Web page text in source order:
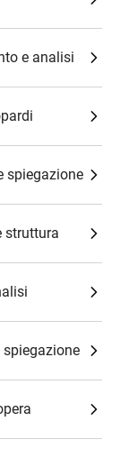
e analisi
spiegazione
struttura